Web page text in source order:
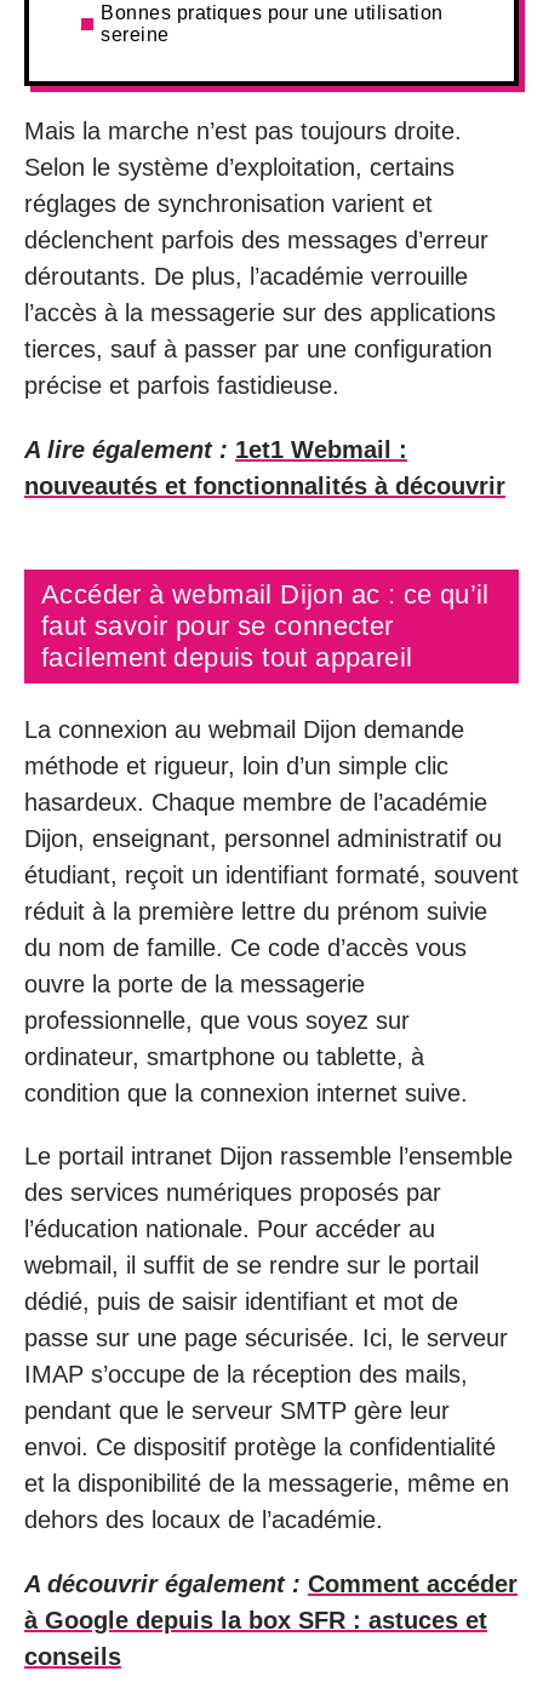
Bonnes pratiques pour une utilisation
sereine
Mais la marche n’est pas toujours droite.
Selon le système d’exploitation, certains
réglages de synchronisation varient et
déclenchent parfois des messages d’erreur
déroutants. De plus, l’académie verrouille
l’accès à la messagerie sur des applications
tierces, sauf à passer par une configuration
précise et parfois fastidieuse.
A lire également : 1et1 Webmail :
nouveautés et fonctionnalités à découvrir
Accéder à webmail Dijon ac : ce qu’il
faut savoir pour se connecter
facilement depuis tout appareil
La connexion au webmail Dijon demande
méthode et rigueur, loin d’un simple clic
hasardeux. Chaque membre de l’académie
Dijon, enseignant, personnel administratif ou
étudiant, reçoit un identifiant formaté, souvent
réduit à la première lettre du prénom suivie
du nom de famille. Ce code d’accès vous
ouvre la porte de la messagerie
professionnelle, que vous soyez sur
ordinateur, smartphone ou tablette, à
condition que la connexion internet suive.
Le portail intranet Dijon rassemble l’ensemble
des services numériques proposés par
l’éducation nationale. Pour accéder au
webmail, il suffit de se rendre sur le portail
dédié, puis de saisir identifiant et mot de
passe sur une page sécurisée. Ici, le serveur
IMAP s’occupe de la réception des mails,
pendant que le serveur SMTP gère leur
envoi. Ce dispositif protège la confidentialité
et la disponibilité de la messagerie, même en
dehors des locaux de l’académie.
A découvrir également : Comment accéder
à Google depuis la box SFR : astuces et
conseils